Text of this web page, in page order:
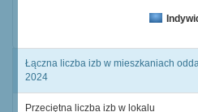
Łączna liczba izb w mieszkaniach
2024
Przeciętna liczba izb w lokalu